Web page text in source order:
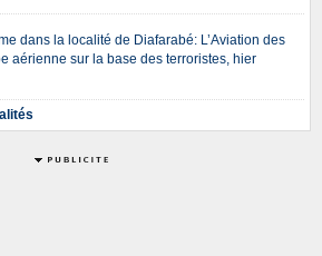
dans la localité de Diafarabé: L’Aviation des
aérienne sur la base des terroristes, hier